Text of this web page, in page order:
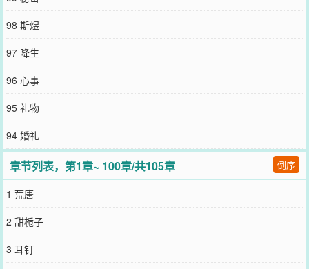
友赴一场旁人婚宴。她彬彬有礼，远近得当，举止分寸。但周佑林知
道，那不是真的她，她明明薄幸又狠心。婚宴散场，地下车库的晦暗
角落，刚整场稳坐高台，尊贵持重受尽旁人奉承，从始至终一个眼神
都未给她的周佑林，此刻却是将人堵在那，低着眉眼，贴耳逼问：“雾
雾，他知道你床上什么样么？”而另一边，男友不断的找寻，却找她不
见。-许雾十九岁，父母离异，被迫寄住在了母亲朋友家。母亲介绍说
朋友独子周佑林，不但声名远播，而且还谦和有礼，很好相处。而许
雾，却在之后的两年间，在周家老宅无人处的亭台楼阁，隐隐角落，
受尽了他诸多败类搓磨。后来一晚，她事业敕肘，虚演周旋于人，旁
人暧昧执意拥揽。一向淡然的周佑林，将人当众拉走，逼退至无人角
落，发狠的压下吻，最后轻抚她唇，说：“雾雾，如果必须要骗一个
人，试试继续骗我。”【纵你谎言箴箴，我愿甘之如饴】【破镜重圆/强
取豪夺/寄养】【高门权贵x律师】
您要是觉得《染熟》还不错的话请不要忘记向您QQ群和微博微信里的
朋友推荐哦！
98 斯煜
97 降生
96 心事
95 礼物
94 婚礼
章节列表，第1章~ 100章/共105章 倒序
1 荒唐
2 甜栀子
3 耳钉